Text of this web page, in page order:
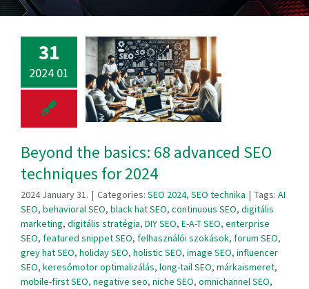
31
2024 01
Beyond the basics: 68 advanced SEO
techniques for 2024
2024 January 31. | Categories: SEO 2024, SEO technika | Tags: AI
SEO, behavioral SEO, black hat SEO, continuous SEO, digitális
marketing, digitális stratégia, DIY SEO, E-A-T SEO, enterprise
SEO, featured snippet SEO, felhasználói szokások, forum SEO,
grey hat SEO, holiday SEO, holistic SEO, image SEO, influencer
SEO, keresőmotor optimalizálás, long-tail SEO, márkaismeret,
mobile-first SEO, negative seo, niche SEO, omnichannel SEO,